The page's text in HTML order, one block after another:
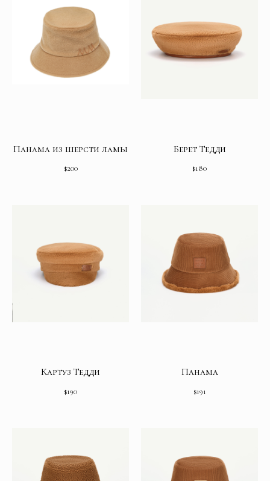
Панама из шерсти ламы
$200
Берет Тедди
$180
Картуз Тедди
$190
Панама
$191